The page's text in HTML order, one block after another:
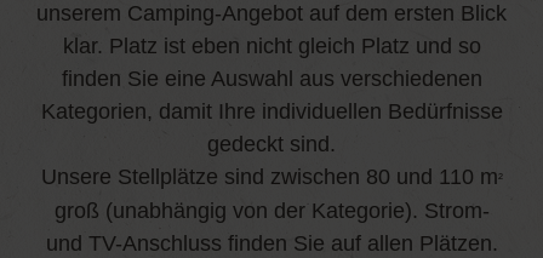
unserem Camping-Angebot auf dem ersten Blick
klar. Platz ist eben nicht gleich Platz und so
finden Sie eine Auswahl aus verschiedenen
Kategorien, damit Ihre individuellen Bedürfnisse
gedeckt sind.
Unsere Stellplätze sind zwischen 80 und 110 m²
groß (unabhängig von der Kategorie). Strom-
und TV-Anschluss finden Sie auf allen Plätzen.